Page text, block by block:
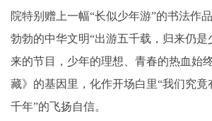
院特别赠上一幅“长似少年游”的书法作
勃勃的中华文明“出游五千载，归来仍是
来的节目，少年的理想、青春的热血始
藏》的基因里，化作开场白里“我们究竟
千年”的飞扬自信。